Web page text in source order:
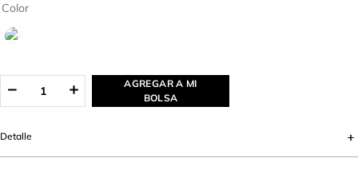
Color
AGREGAR A MI
BOLSA
Detalle